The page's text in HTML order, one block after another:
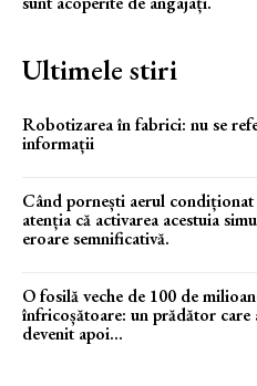
Ultimele stiri
Robotizarea în fabrici: nu se
informații
Când pornești aerul
atenția că activarea acestuia
eroare semnificativă.
O fosilă veche de 100 de
înfricoșătoare: un prădător care
devenit apoi...